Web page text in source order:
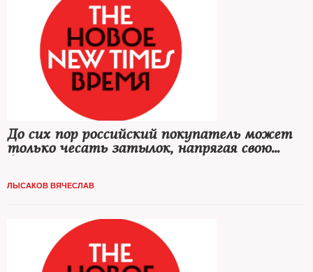
До сих пор российский покупатель может
только чесать затылок, напрягая свою
ЛЫСАКОВ ВЯЧЕСЛАВ